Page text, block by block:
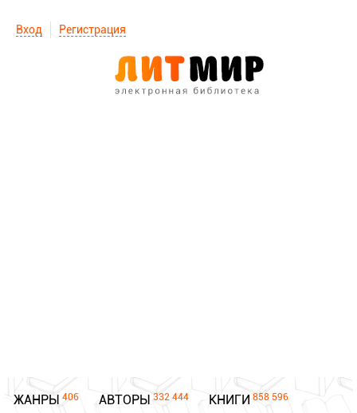
Вход Регистрация
ЖАНРЫ 406 АВТОРЫ 332 444 КНИГИ 858 596